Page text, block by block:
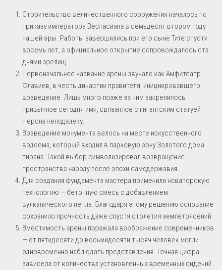
Строительство величественного сооружения началось по
приказу императора Веспасиана в семьдесят втором году
нашей эры. Работы завершились при его сыне Тите спустя
восемь лет, а официальное открытие сопровождалось ста
днями зрелищ.
Первоначальное название арены звучало как Амфитеатр
Флавиев, в честь династии правителя, инициировавшего
возведение. Лишь много позже за ним закрепилось
привычное сегодня имя, связанное с гигантским статуей
Нерона неподалеку.
Возведение монумента велось на месте искусственного
водоема, который входил в парковую зону Золотого дома
тирана. Такой выбор символизировал возвращение
пространства народу после эпохи самодержавия.
Для создания фундамента мастера применили новаторскую
технологию — бетонную смесь с добавлением
вулканического пепла. Благодаря этому решению основание
сохранило прочность даже спустя столетия землетрясений.
Вместимость арены поражала воображение современников
— от пятидесяти до восьмидесяти тысяч человек могли
одновременно наблюдать представления. Точная цифра
зависела от количества установленных временных сидений